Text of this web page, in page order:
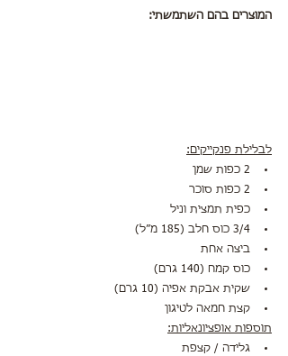
המוצרים בהם השתמשתי:
לבלילת פנקייקים:
2 כפות שמן
2 כפות סוכר
כפית תמצית וניל
3/4 כוס חלב (185 מ״ל)
ביצה אחת
כוס קמח (140 גרם)
שקית אבקת אפיה (10 גרם)
קצת חמאה לטיגון
תוספות אופציונאליות:
גלידה / קצפת